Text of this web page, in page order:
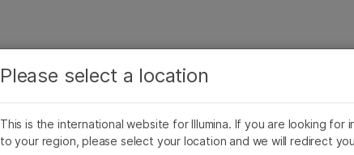
지원
Please select a location
This is the international website for Illumina. If you are looking for
to your region, please select your location and we will redirect
보다 관련성이 높은 콘텐츠를 확인하실 수 있습니
관심 분야를 선택해 주세요:
암 연구
미생물학 연구
농업유전체학 연구
임상 종양학 연
생식 보건 연구
유전 및 희귀 질